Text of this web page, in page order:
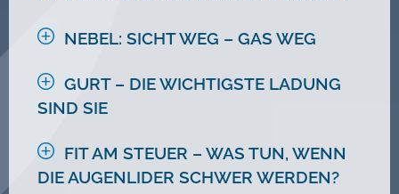
NEBEL: SICHT WEG – GAS WEG
GURT – DIE WICHTIGSTE LADUNG
SIND SIE
FIT AM STEUER – WAS TUN, WENN
DIE AUGENLIDER SCHWER WERDEN?